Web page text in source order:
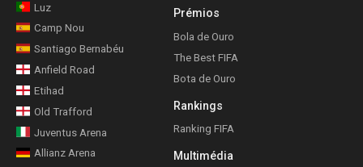
Luz
Camp Nou
Santiago Bernabéu
Anfield Road
Etihad
Old Trafford
Juventus Arena
Allianz Arena
Prémios
Bola de Ouro
The Best FIFA
Bota de Ouro
Rankings
Ranking FIFA
Multimédia